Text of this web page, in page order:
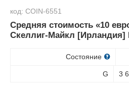
код: COIN-6551
Средняя стоимость «10
Скеллиг-Майкл [Ирландия]
Состояние
G 3